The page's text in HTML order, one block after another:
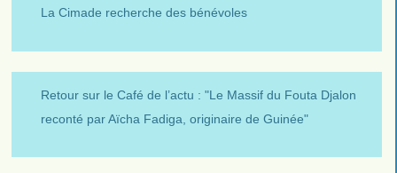
La Cimade recherche des bénévoles
Retour sur le Café de l’actu : "Le Massif du Fouta Djalon
reconté par Aïcha Fadiga, originaire de Guinée"